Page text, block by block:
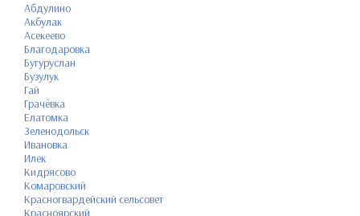
Абдулино
Акбулак
Асекеево
Благодаровка
Бугуруслан
Бузулук
Гай
Грачёвка
Елатомка
Зеленодольск
Ивановка
Илек
Кидрясово
Комаровский
Красногвардейский сельсовет
Красноярский